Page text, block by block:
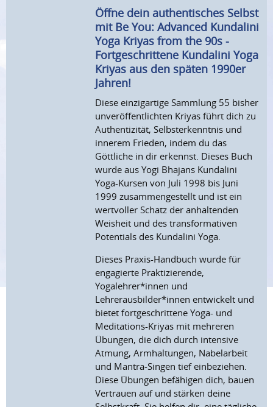
Öffne dein authentisches Selbst
mit Be You: Advanced Kundalini
Yoga Kriyas from the 90s -
Fortgeschrittene Kundalini Yoga
Kriyas aus den späten 1990er
Jahren!
Diese einzigartige Sammlung 55 bisher
unveröffentlichten Kriyas führt dich zu
Authentizität, Selbsterkenntnis und
innerem Frieden, indem du das
Göttliche in dir erkennst. Dieses Buch
wurde aus Yogi Bhajans Kundalini
Yoga-Kursen von Juli 1998 bis Juni
1999 zusammengestellt und ist ein
wertvoller Schatz der anhaltenden
Weisheit und des transformativen
Potentials des Kundalini Yoga.
Dieses Praxis-Handbuch wurde für
engagierte Praktizierende,
Yogalehrer*innen und
Lehrerausbilder*innen entwickelt und
bietet fortgeschrittene Yoga- und
Meditations-Kriyas mit mehreren
Übungen, die dich durch intensive
Atmung, Armhaltungen, Nabelarbeit
und Mantra-Singen tief einbeziehen.
Diese Übungen befähigen dich, bauen
Vertrauen auf und stärken deine